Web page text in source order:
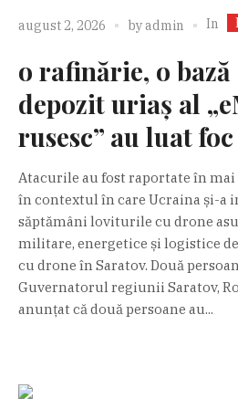
august 2, 2026 byadmin In
o rafinărie, o
depozit uriaș al
rusesc” au luat foc
Atacurile au fost raportate în mai
în contextul în care Ucraina și-a
săptămâni loviturile cu drone
militare, energetice și logistice
cu drone în Saratov. Două
Guvernatorul regiunii Saratov,
anunțat că două persoane au...